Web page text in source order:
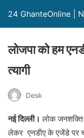
24 GhanteOnline |
लोजपा को हम
त्यागी
Desk
नई दिल्ली। लोक जनशक्ति
लेकर एनडीए के एजेंडे पर